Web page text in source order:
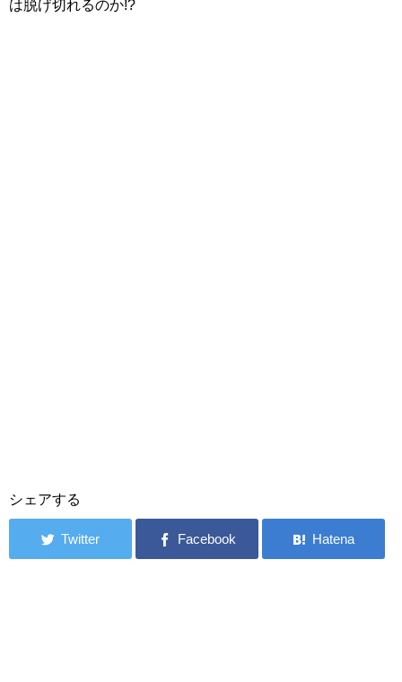
は脱げ切れるのか!?
シェアする